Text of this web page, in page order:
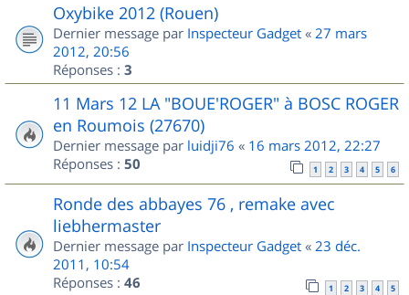
Oxybike 2012 (Rouen)
Dernier message par Inspecteur Gadget « 27 mars
2012, 20:56
Réponses : 3
11 Mars 12 LA "BOUE'ROGER" à BOSC ROGER
en Roumois (27670)
Dernier message par luidji76 « 16 mars 2012, 22:27
Réponses : 50 1 2 3 4 5 6
Ronde des abbayes 76 , remake avec
liebhermaster
Dernier message par Inspecteur Gadget « 23 déc.
2011, 10:54
Réponses : 46 1 2 3 4 5